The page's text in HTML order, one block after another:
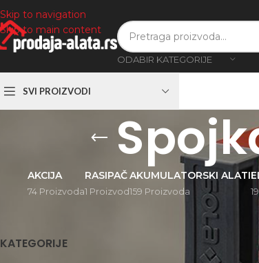
Skip to navigation
Skip to main content
ODABIR KATEGORIJE
SVI PROIZVODI
AKCIJA
74 Proizvoda
RASIPAČ
1 Proizvod
AKUMULATORSKI ALATI
159 Proizvoda
KATEGORIJE